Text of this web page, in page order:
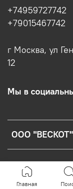
ООО "ВЕСКОТ"
+74959727742
+79015467742
г Москва, ул
12
Мы в
Главная